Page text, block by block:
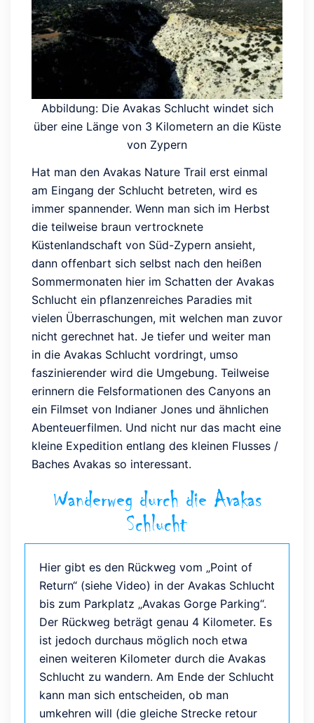
Abbildung: Die Avakas Schlucht windet sich
über eine Länge von 3 Kilometern an die Küste
von Zypern
Hat man den Avakas Nature Trail erst einmal
am Eingang der Schlucht betreten, wird es
immer spannender. Wenn man sich im Herbst
die teilweise braun vertrocknete
Küstenlandschaft von Süd-Zypern ansieht,
dann offenbart sich selbst nach den heißen
Sommermonaten hier im Schatten der Avakas
Schlucht ein pflanzenreiches Paradies mit
vielen Überraschungen, mit welchen man zuvor
nicht gerechnet hat. Je tiefer und weiter man
in die Avakas Schlucht vordringt, umso
faszinierender wird die Umgebung. Teilweise
erinnern die Felsformationen des Canyons an
ein Filmset von Indianer Jones und ähnlichen
Abenteuerfilmen. Und nicht nur das macht eine
kleine Expedition entlang des kleinen Flusses /
Baches Avakas so interessant.
Wanderweg durch die Avakas
Schlucht
Hier gibt es den Rückweg vom „Point of
Return“ (siehe Video) in der Avakas Schlucht
bis zum Parkplatz „Avakas Gorge Parking“.
Der Rückweg beträgt genau 4 Kilometer. Es
ist jedoch durchaus möglich noch etwa
einen weiteren Kilometer durch die Avakas
Schlucht zu wandern. Am Ende der Schlucht
kann man sich entscheiden, ob man
umkehren will (die gleiche Strecke retour